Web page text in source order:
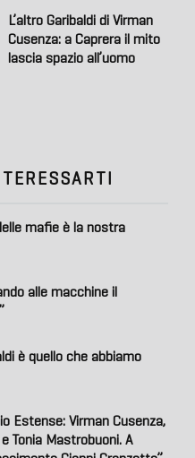
L’altro Garibaldi di Virman
Cusenza: a Caprera il mito
lascia spazio all’uomo
mafie è la nostra
alle macchine il
è quello che abbiamo
Estense: Virman Cusenza,
Tonia Mastrobuoni. A